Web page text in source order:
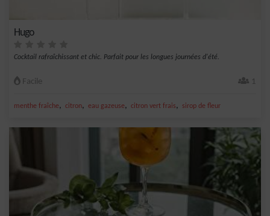
Hugo
Cocktail rafraîchissant et chic. Parfait pour les longues journées d'été.
Facile 1
menthe fraîche, citron, eau gazeuse, citron vert frais, sirop de fleur